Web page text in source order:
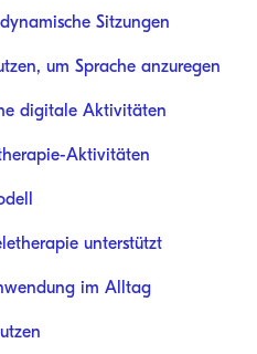
Sitzungen
um Sprache anzuregen
digitale Aktivitäten
Aktivitäten
unterstützt
im Alltag